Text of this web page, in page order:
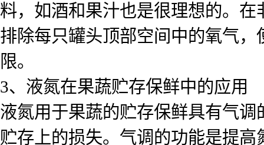
料，如酒和果汁也是很理想的。
排除每只罐头顶部空间中的氧气
限。
3、液氮在果蔬贮存保鲜中的应用
液氮用于果蔬的贮存保鲜具有气
贮存上的损失。气调的功能是提